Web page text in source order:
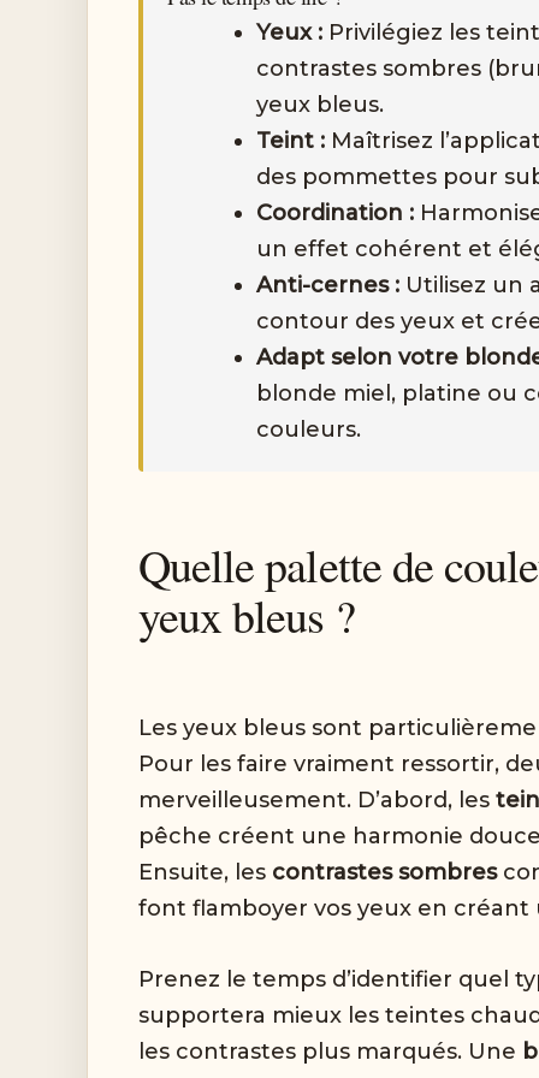
Yeux : Privilégiez les
contrastes sombres
yeux bleus.
Teint : Maîtrisez
des pommettes pour
Coordination :
un effet cohérent et
Anti-cernes : Utilisez un
contour des yeux et
Adapt selon votre
blonde miel, platine ou
couleurs.
Quelle palette de
yeux bleus ?
Les yeux bleus sont
Pour les faire vraiment ressortir,
merveilleusement. D’abord, les
pêche créent une harmonie
Ensuite, les contrastes sombres
font flamboyer vos yeux en créant
Prenez le temps d’identifier quel
supportera mieux les teintes
les contrastes plus marqués. Une